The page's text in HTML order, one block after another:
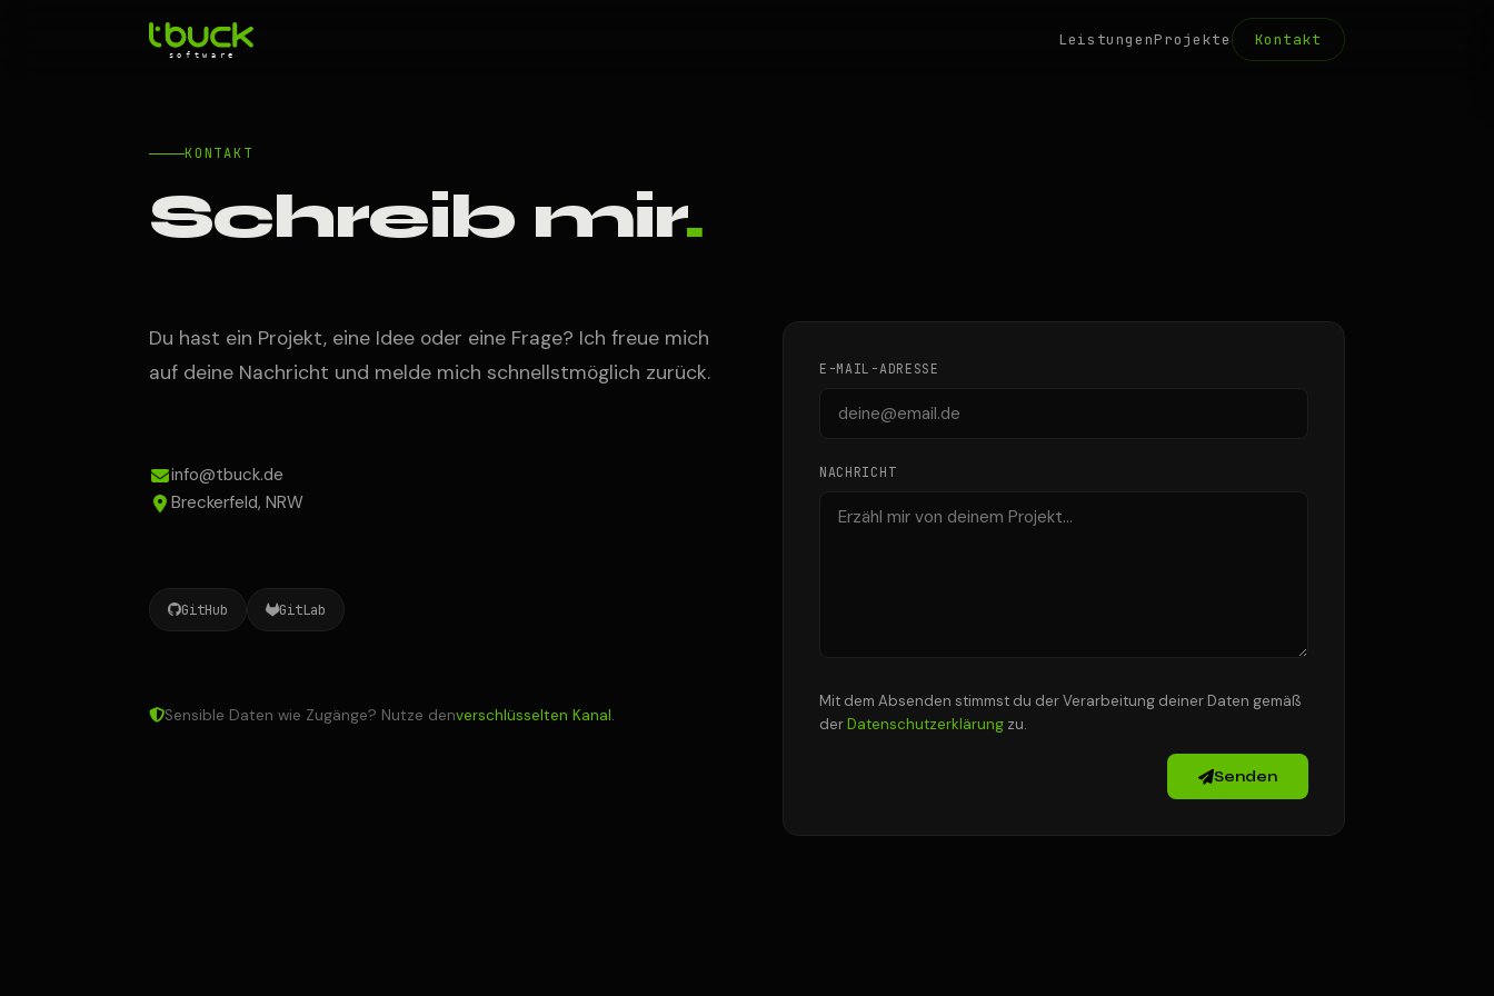
LeistungenProjekte Kontakt
KONTAKT
Schreib mir.
Du hast ein Projekt, eine Idee oder eine Frage? Ich freue mich
auf deine Nachricht und melde mich schnellstmöglich zurück.
info@tbuck.de
Breckerfeld, NRW
GitHub GitLab
Sensible Daten wie Zugänge? Nutze denverschlüsselten Kanal.
E-MAIL-ADRESSE
NACHRICHT
Mit dem Absenden stimmst du der Verarbeitung deiner Daten gemäß
derDatenschutzerklärung zu.
Senden